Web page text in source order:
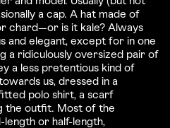
a cap. A hat made of
chard—or is it kale? Always
and elegant, except for in one
a ridiculously oversized pair of
a less pretentious kind of
us, dressed in a
polo shirt, a scarf
the outfit. Most of the
or half-length,